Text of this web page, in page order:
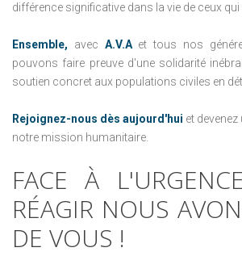
différence significative dans la vie de ceux
Ensemble, avec A.V.Aet tous nos
pouvons faire preuve d'une solidarité
soutien concret aux populations civiles en
Rejoignez-nous dès aujourd'hui et
notre mission humanitaire.
FACE À
RÉAGIR NOUS
DE VOUS !